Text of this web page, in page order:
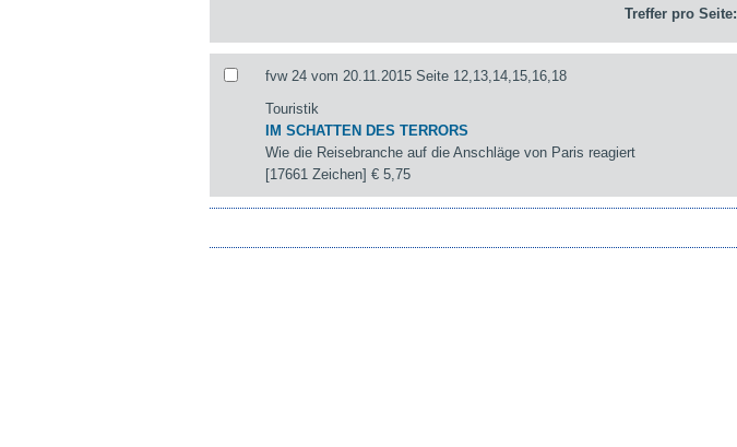
Treffer pro Seite:
fvw 24 vom 20.11.2015 Seite 12,13,14,15,16,18
Touristik
IM SCHATTEN DES TERRORS
Wie die Reisebranche auf die Anschläge von Paris reagiert
[17661 Zeichen]€ 5,75